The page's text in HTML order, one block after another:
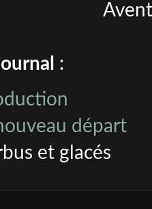
:
départ
et glacés